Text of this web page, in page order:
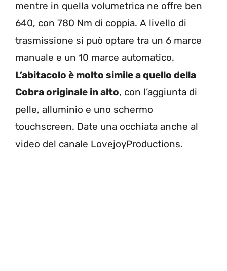
mentre in quella volumetrica ne offre ben
640, con 780 Nm di coppia. A livello di
trasmissione si può optare tra un 6 marce
manuale e un 10 marce automatico.
L’abitacolo è molto simile a quello della
Cobra originale in alto, con l’aggiunta di
pelle, alluminio e uno schermo
touchscreen. Date una occhiata anche al
video del canale LovejoyProductions.